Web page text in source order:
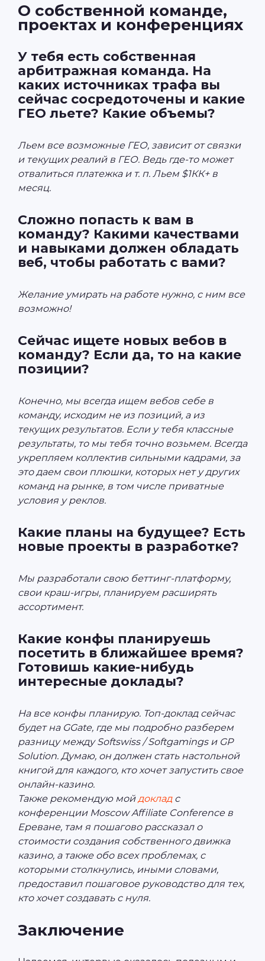
О собственной команде,
проектах и конференциях
У тебя есть собственная
арбитражная команда. На
каких источниках трафа вы
сейчас сосредоточены и какие
ГЕО льете? Какие объемы?
Льем все возможные ГЕО, зависит от связки
и текущих реалий в ГЕО. Ведь где-то может
отвалиться платежка и т. п. Льем $1КК+ в
месяц.
Сложно попасть к вам в
команду? Какими качествами
и навыками должен обладать
веб, чтобы работать с вами?
Желание умирать на работе нужно, с ним все
возможно!
Сейчас ищете новых вебов в
команду? Если да, то на какие
позиции?
Конечно, мы всегда ищем вебов себе в
команду, исходим не из позиций, а из
текущих результатов. Если у тебя классные
результаты, то мы тебя точно возьмем. Всегда
укрепляем коллектив сильными кадрами, за
это даем свои плюшки, которых нет у других
команд на рынке, в том числе приватные
условия у реклов.
Какие планы на будущее? Есть
новые проекты в разработке?
Мы разработали свою беттинг-платформу,
свои краш-игры, планируем расширять
ассортимент.
Какие конфы планируешь
посетить в ближайшее время?
Готовишь какие-нибудь
интересные доклады?
На все конфы планирую. Топ-доклад сейчас
будет на GGate, где мы подробно разберем
разницу между Softswiss / Softgamings и GP
Solution. Думаю, он должен стать настольной
книгой для каждого, кто хочет запустить свое
онлайн-казино.
Также рекомендую мойдокладс
конференции Moscow Affiliate Conference в
Ереване, там я пошагово рассказал о
стоимости создания собственного движка
казино, а также обо всех проблемах, с
которыми столкнулись, иными словами,
предоставил пошаговое руководство для тех,
кто хочет создавать с нуля.
Заключение